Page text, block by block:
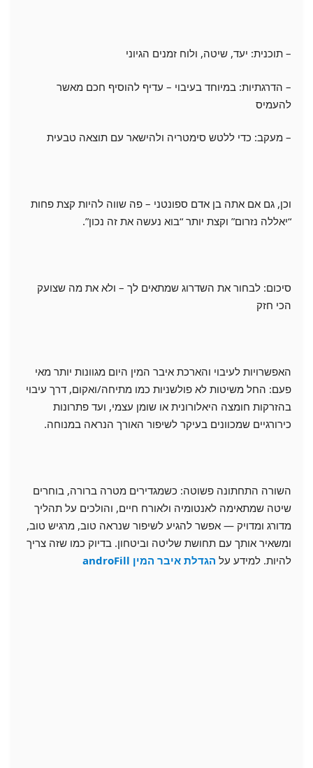
– תוכנית: יעד, שיטה, ולוח זמנים הגיוני
– הדרגתיות: במיוחד בעיבוי – עדיף להוסיף חכם מאשר
להעמיס
– מעקב: כדי ללטש סימטריה ולהישאר עם תוצאה טבעית
וכן, גם אם אתה בן אדם ספונטני – פה שווה להיות קצת פחות
“יאללה נזרום” וקצת יותר “בוא נעשה את זה נכון”.
סיכום: לבחור את השדרוג שמתאים לך – ולא את מה שצועק
הכי חזק
האפשרויות לעיבוי והארכת איבר המין היום מגוונות יותר מאי
פעם: החל משיטות לא פולשניות כמו מתיחה/ואקום, דרך עיבוי
בהזרקות חומצה היאלורונית או שומן עצמי, ועד פתרונות
כירורגיים שמכוונים בעיקר לשיפור האורך הנראה במנוחה.
השורה התחתונה פשוטה: כשמגדירים מטרה ברורה, בוחרים
שיטה שמתאימה לאנטומיה ולאורח חיים, והולכים על תהליך
מדורג ומדויק — אפשר להגיע לשיפור שנראה טוב, מרגיש טוב,
ומשאיר אותך עם תחושת שליטה וביטחון. בדיוק כמו שזה צריך
להיות. למידע על הגדלת איבר המין